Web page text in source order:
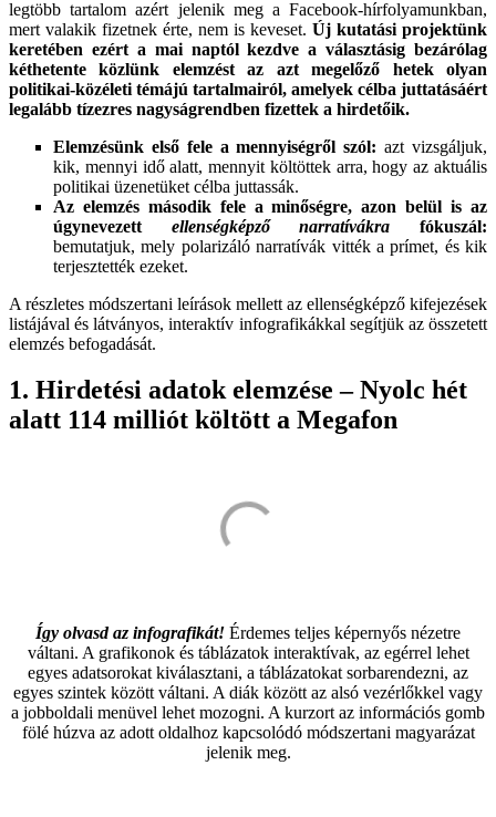
legtöbb tartalom azért jelenik meg a Facebook-hírfolyamunkban,
mert valakik fizetnek érte, nem is keveset. Új kutatási projektünk
keretében ezért a mai naptól kezdve a választásig bezárólag
kéthetente közlünk elemzést az azt megelőző hetek olyan
politikai-közéleti témájú tartalmairól, amelyek célba juttatásáért
legalább tízezres nagyságrendben fizettek a hirdetőik.
Elemzésünk első fele a mennyiségről szól: azt vizsgáljuk,
kik, mennyi idő alatt, mennyit költöttek arra, hogy az aktuális
politikai üzenetüket célba juttassák.
Az elemzés második fele a minőségre, azon belül is az
úgynevezett ellenségképző narratívákra fókuszál:
bemutatjuk, mely polarizáló narratívák vitték a prímet, és kik
terjesztették ezeket.
A részletes módszertani leírások mellett az ellenségképző kifejezések
listájával és látványos, interaktív infografikákkal segítjük az összetett
elemzés befogadását.
1. Hirdetési adatok elemzése – Nyolc hét
alatt 114 milliót költött a Megafon
Így olvasd az infografikát! Érdemes teljes képernyős nézetre
váltani. A grafikonok és táblázatok interaktívak, az egérrel lehet
egyes adatsorokat kiválasztani, a táblázatokat sorbarendezni, az
egyes szintek között váltani. A diák között az alsó vezérlőkkel vagy
a jobboldali menüvel lehet mozogni. A kurzort az információs gomb
fölé húzva az adott oldalhoz kapcsolódó módszertani magyarázat
jelenik meg.